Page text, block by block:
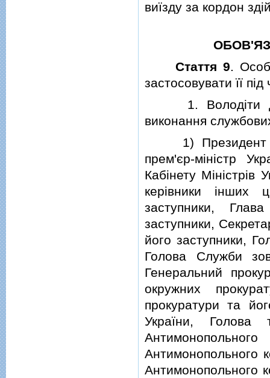
виїзду за кордон
Стаття 9.
застосовувати її
1. Володiти
виконання
1) Президент
прем'єр-мiнiстр
Кабiнету Мiнiстрiв
керiвники iнших
заступники,
заступники,
його заступники,
Голова Служби
Генеральний
окружних
прокуратури та
України,
Антимонопольного
Антимонопольного